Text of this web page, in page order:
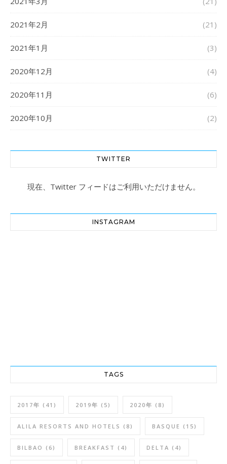
2021年2月 (21)
2021年1月 (3)
2020年12月 (4)
2020年11月 (6)
2020年10月 (2)
TWITTER
現在、Twitter フィードはご利用いただけません。
INSTAGRAM
TAGS
2017年 (41) 2019年 (5) 2020年 (8)
ALILA RESORTS AND HOTELS (8) BASQUE (15)
BILBAO (6) BREAKFAST (4) DELTA (4)